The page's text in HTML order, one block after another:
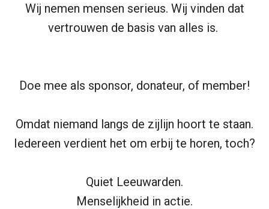
Wij nemen mensen serieus. Wij vinden dat
vertrouwen de basis van alles is.
Doe mee als sponsor, donateur, of member!
Omdat niemand langs de zijlijn hoort te staan.
Iedereen verdient het om erbij te horen, toch?
Quiet Leeuwarden.
Menselijkheid in actie.